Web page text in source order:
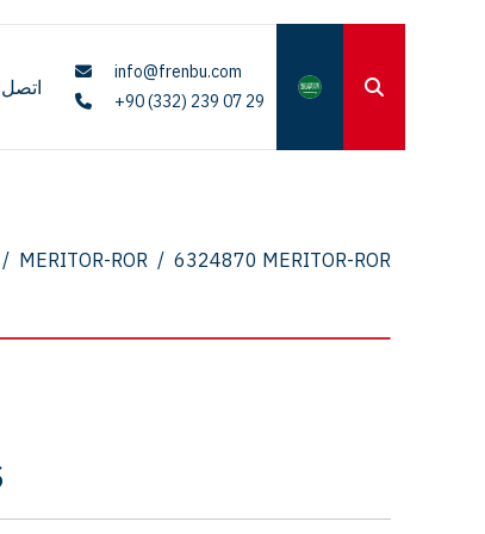
اتصل
info@frenbu.com
+90 (332) 239 07 29
/ MERITOR-ROR / 6324870 MERITOR-ROR